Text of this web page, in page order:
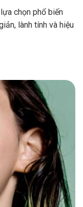
chọn phổ biến
lành tính và hiệu